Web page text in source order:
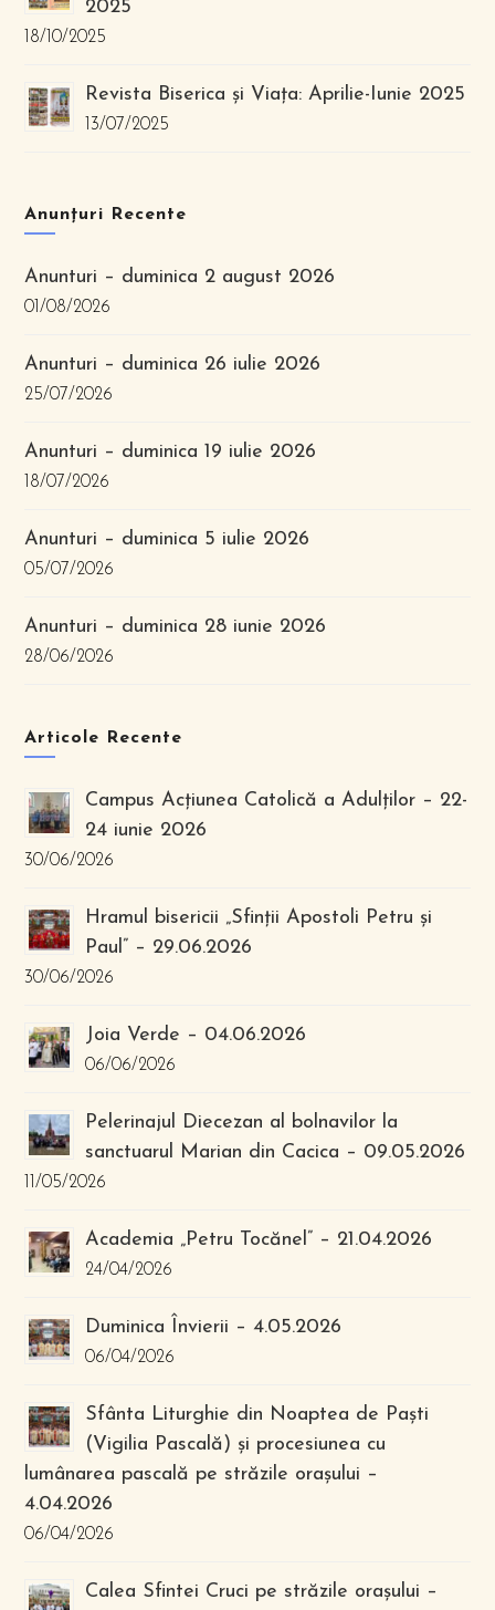
2025
18/10/2025
Revista Biserica și Viața: Aprilie-Iunie 2025
13/07/2025
Anunțuri Recente
Anunturi – duminica 2 august 2026
01/08/2026
Anunturi – duminica 26 iulie 2026
25/07/2026
Anunturi – duminica 19 iulie 2026
18/07/2026
Anunturi – duminica 5 iulie 2026
05/07/2026
Anunturi – duminica 28 iunie 2026
28/06/2026
Articole Recente
Campus Acțiunea Catolică a Adulților – 22-
24 iunie 2026
30/06/2026
Hramul bisericii „Sfinții Apostoli Petru și
Paul” – 29.06.2026
30/06/2026
Joia Verde – 04.06.2026
06/06/2026
Pelerinajul Diecezan al bolnavilor la
sanctuarul Marian din Cacica – 09.05.2026
11/05/2026
Academia „Petru Tocănel” – 21.04.2026
24/04/2026
Duminica Învierii – 4.05.2026
06/04/2026
Sfânta Liturghie din Noaptea de Paști
(Vigilia Pascală) și procesiunea cu
lumânarea pascală pe străzile orașului –
4.04.2026
06/04/2026
Calea Sfintei Cruci pe străzile orașului –